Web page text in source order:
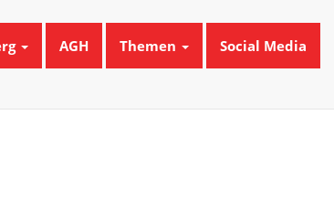
AGH Themen Social Media